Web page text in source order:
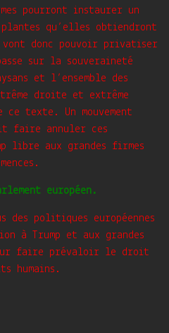
pourront instaurer un
qu’elles obtiendront
vont donc pouvoir privatiser
sur la souveraineté
et l’ensemble des
droite et extrême
texte. Un mouvement
faire annuler ces
libre aux grandes firmes
européen.
des politiques européennes
à Trump et aux grandes
faire prévaloir le droit
humains.